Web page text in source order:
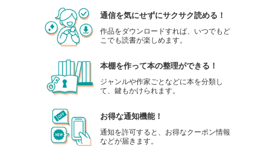
通信を気にせずにサクサク読める！
作品をダウンロードすれば、いつでもど
こでも読書が楽しめます。
本棚を作って本の整理ができる！
ジャンルや作家ごとなどに本を分類し
て、鍵もかけられます。
お得な通知機能！
通知を許可すると、お得なクーポン情報
などが届きます。